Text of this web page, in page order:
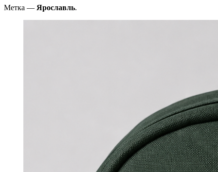
Метка — Ярославль.